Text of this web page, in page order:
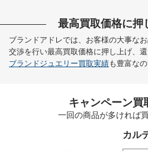
最高買取価格に押
ブランドアドレでは、お客様の大事な
交渉を行い最高買取価格に押し上げ、還
ブランドジュエリー買取実績も豊富な
キャンペーン買
一回の商品が多ければ
カル